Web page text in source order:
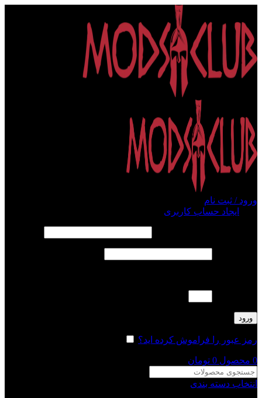
ورود / ثبت نام
ایجاد حساب کاربری
ورود
رمز عبور را فراموش کرده اید؟
0 محصول 0 تومان
انتخاب دسته بندی